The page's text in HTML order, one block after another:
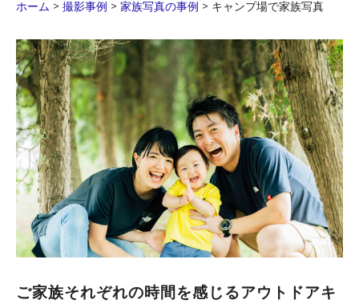
ホーム > 撮影事例 > 家族写真の事例 > キャンプ場で家族写真
ご家族それぞれの時間を感じるアウトドアキ